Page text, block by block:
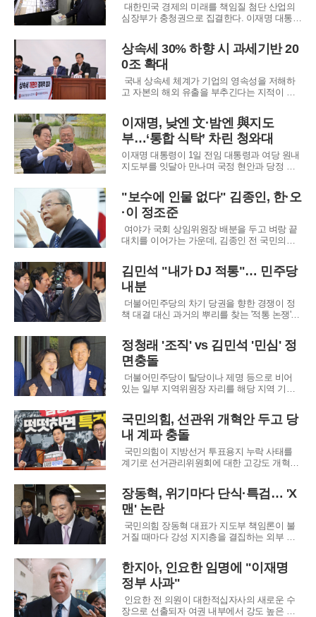
상 허위조
대한민국 경제의 미래를 책임질 첨단 산업의
심장부가 충청권으로 집결한다. 이재명 대통령
최초 8.6세대 유기발광다이오드(OLED) 양산의
시작을 알리며, 충청을 세계적인 혁신 거점으
로 육성하겠다는 강력한 의지를 표명했다. 이
번 방문은 단순한 현장 점검을 넘어 정부와 민
간
상속세 30% 하향 시 과세기반 20
0조 확대
국내 상속세 체계가 기업의 영속성을 저해하
고 자본의 해외 유출을 부추긴다는 지적이 제
세수 증대로 이어질 수 있다는 분석이 나왔다.
박수영 의원실과 학계가 공동으로 진행한 연구
에 따르면, 현행 최고 50%에 달하는 상속세율
을 30% 수준으로 하향 조정할 경우 국내 총
이재명, 낮엔 文·밤엔 與지도
부…‘통합 식탁’ 차린 청와대
이재명 대통령이 1일 전임 대통령과 여당 원내
지도부를 잇달아 만나며 국정 현안과 당정 협
령과 취임 후 첫 공식 오찬을 갖고, 저녁에는
더불어민주당 원내대표단을 청와대로 초청해
만찬을 진행한다.청와대에 따르면 이 대통령은
이날 오전 11시 30분 청와대에서 문 전 대통령
과 오찬
"보수에 인물 없다" 김종인, 한·오
·이 정조준
여야가 국회 상임위원장 배분을 두고 벼랑 끝
대치를 이어가는 가운데, 김종인 전 국민의힘
주소에 대해 날 선 비판을 쏟아냈다. 김 전 위
원장은 30일 진행된 언론 인터뷰를 통해 국민
의힘이 법제사법위원장직 확보에 매몰되기보
다 무너진 보수의 가치와 미래 비전을 세우는
일에
김민석 "내가 DJ 적통"… 민주당
내분
더불어민주당의 차기 당권을 향한 경쟁이 정
책 대결 대신 과거의 뿌리를 찾는 '적통 논쟁'으
전당대회를 앞두고 주요 후보들이 김대중, 노
무현, 문재인 전 대통령과의 인연을 앞세워 정
통성을 강조하면서 당내 긴장감이 최고조에 달
했다. 특히 29일에는 특정 후보의 과거 행
정청래 '조직' vs 김민석 '민심' 정
면충돌
더불어민주당이 탈당이나 제명 등으로 비어
있는 일부 지역위원장 자리를 해당 지역 기초
다. 민주당 조직강화특별위원회는 지난 24일
이 같은 방침을 최고위원회에 보고했으며, 26
일 열린 비공개 최고위에서도 8월 전당대회까
지 단체장 대행 체제를 유지하는 방안이 심도
있게 논
국민의힘, 선관위 개혁안 두고 당
내 계파 충돌
국민의힘이 지방선거 투표용지 누락 사태를
계기로 선거관리위원회에 대한 고강도 개혁을
불협화음이 터져 나오고 있다. 선관위의 신뢰
가 바닥에 떨어졌다는 점에는 모두가 동의하지
만, 재선거 실시 여부와 사전투표제 폐지 등 민
감한 현안에 대해서는 지도부와 소속 의원들
사이의
장동혁, 위기마다 단식·특검… 'X
맨' 논란
국민의힘 장동혁 대표가 지도부 책임론이 불
거질 때마다 강성 지지층을 결집하는 외부 이
비판이 당 안팎에서 거세지고 있다. 비상계엄
사과 논란부터 최근 지방선거 패배에 이르기까
지, 당의 쇄신이 필요한 시점마다 단식 투쟁이
나 선관위 책임론 등을 부각하며 논쟁의 본질
을 흐리고
한지아, 인요한 임명에 "이재명
정부 사과"
인요한 전 의원이 대한적십자사의 새로운 수
장으로 선출되자 여권 내부에서 강도 높은 비